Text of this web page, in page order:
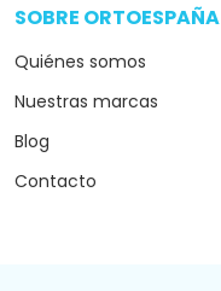
SOBRE ORTOESPAÑA
Quiénes somos
Nuestras marcas
Blog
Contacto